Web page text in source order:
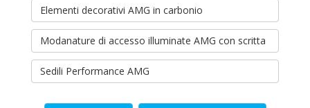
Elementi decorativi AMG in carbonio
Modanature di accesso illuminate AMG con scritta
Sedili Performance AMG